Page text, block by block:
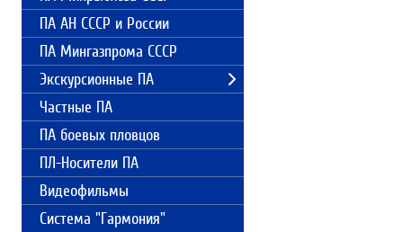
ПА АН СССР и России
ПА Мингазпрома СССР
Экскурсионные ПА
Частные ПА
ПА боевых пловцов
ПЛ-Носители ПА
Видеофильмы
Система "Гармония"